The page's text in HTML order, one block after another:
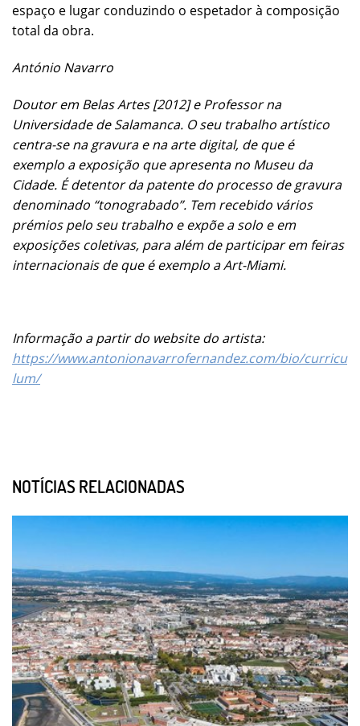
espaço e lugar conduzindo o espetador à composição
total da obra.
António Navarro
Doutor em Belas Artes [2012] e Professor na
Universidade de Salamanca. O seu trabalho artístico
centra-se na gravura e na arte digital, de que é
exemplo a exposição que apresenta no Museu da
Cidade. É detentor da patente do processo de gravura
denominado “tonograbado”. Tem recebido vários
prémios pelo seu trabalho e expõe a solo e em
exposições coletivas, para além de participar em feiras
internacionais de que é exemplo a Art-Miami.
Informação a partir do website do artista:
https://www.antonionavarrofernandez.com/bio/curricu
lum/
NOTÍCIAS RELACIONADAS